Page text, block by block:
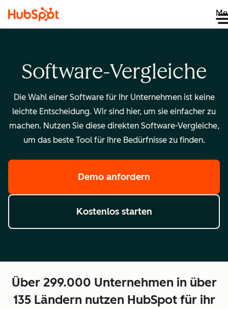
Software-Vergleiche
Die Wahl einer Software für Ihr Unternehmen ist keine
leichte Entscheidung. Wir sind hier, um sie einfacher zu
machen. Nutzen Sie diese direkten Software-Vergleiche,
um das beste Tool für Ihre Bedürfnisse zu finden.
Demo anfordern
Kostenlos starten
Über 299.000 Unternehmen in über
135 Ländern nutzen HubSpot für ihr